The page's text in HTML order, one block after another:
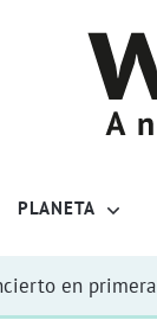
PLANETA
en